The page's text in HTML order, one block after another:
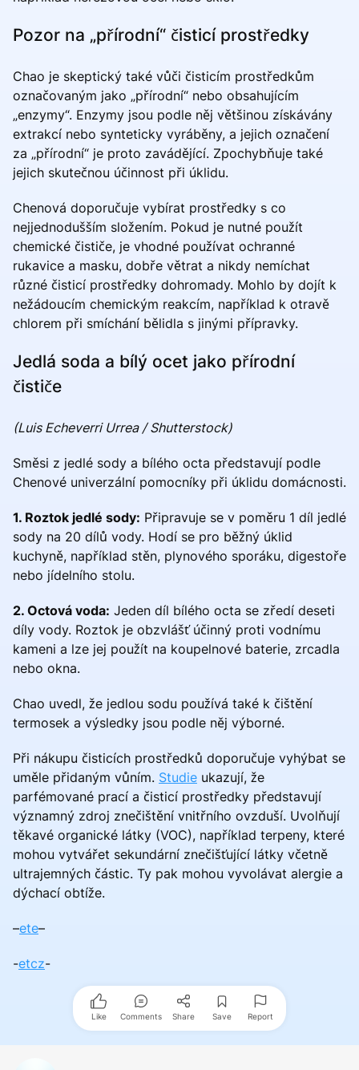
Pozor na „přírodní“ čisticí prostředky
Chao je skeptický také vůči čisticím prostředkům
označovaným jako „přírodní“ nebo obsahujícím
„enzymy“. Enzymy jsou podle něj většinou získávány
extrakcí nebo synteticky vyráběny, a jejich označení
za „přírodní“ je proto zavádějící. Zpochybňuje také
jejich skutečnou účinnost při úklidu.
Chenová doporučuje vybírat prostředky s co
nejjednodušším složením. Pokud je nutné použít
chemické čističe, je vhodné používat ochranné
rukavice a masku, dobře větrat a nikdy nemíchat
různé čisticí prostředky dohromady. Mohlo by dojít k
nežádoucím chemickým reakcím, například k otravě
chlorem při smíchání bělidla s jinými přípravky.
Jedlá soda a bílý ocet jako přírodní
čističe
(Luis Echeverri Urrea / Shutterstock)
Směsi z jedlé sody a bílého octa představují podle
Chenové univerzální pomocníky při úklidu domácnosti.
1. Roztok jedlé sody: Připravuje se v poměru 1 díl jedlé
sody na 20 dílů vody. Hodí se pro běžný úklid
kuchyně, například stěn, plynového sporáku, digestoře
nebo jídelního stolu.
2. Octová voda: Jeden díl bílého octa se zředí deseti
díly vody. Roztok je obzvlášť účinný proti vodnímu
kameni a lze jej použít na koupelnové baterie, zrcadla
nebo okna.
Chao uvedl, že jedlou sodu používá také k čištění
termosek a výsledky jsou podle něj výborné.
Při nákupu čisticích prostředků doporučuje vyhýbat se
uměle přidaným vůním. Studie ukazují, že
parfémované prací a čisticí prostředky představují
významný zdroj znečištění vnitřního ovzduší. Uvolňují
těkavé organické látky (VOC), například terpeny, které
mohou vytvářet sekundární znečišťující látky včetně
ultrajemných částic. Ty pak mohou vyvolávat alergie a
dýchací obtíže.
–ete–
-etcz-
Like Comments Share Save Report